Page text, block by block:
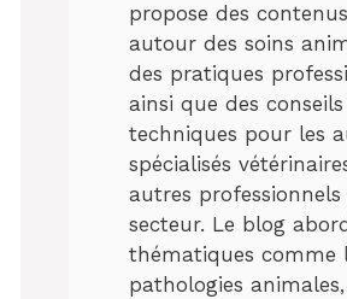
propose des
autour des soins
des pratiques
ainsi que des conseils
techniques pour les
spécialisés
autres professionnels
secteur. Le blog
thématiques comme
pathologies